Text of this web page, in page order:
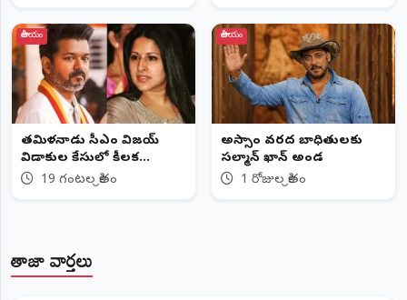
జాతీయం
తమిళనాడు సీఎం విజయ్‌
విడాకుల కేసులో కీలక
మలుపు19 గంటల క్రితం
జాతీయం
అస్సాం వరద బాధితులకు
సల్మాన్ ఖాన్ అండ
1 రోజుల క్రితం
తాజా వార్తలు